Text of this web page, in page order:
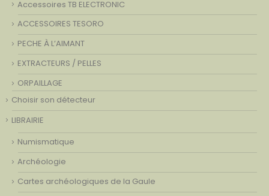
Accessoires TB ELECTRONIC
ACCESSOIRES TESORO
PECHE À L’AIMANT
EXTRACTEURS / PELLES
ORPAILLAGE
Choisir son détecteur
LIBRAIRIE
Numismatique
Archéologie
Cartes archéologiques de la Gaule